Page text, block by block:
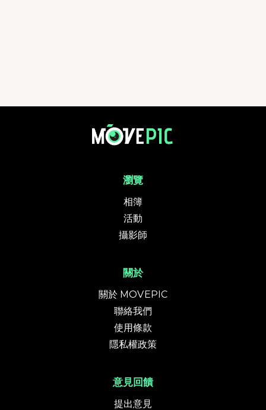
瀏覽
相簿
活動
攝影師
關於
關於 MOVEPIC
聯絡我們
使用條款
隱私權政策
意見回饋
提出意見